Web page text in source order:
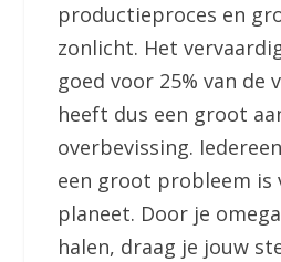
productieproces en
zonlicht. Het
goed voor 25% van de
heeft dus een groot
overbevissing.
een groot probleem is
planeet. Door je
halen, draag je jouw